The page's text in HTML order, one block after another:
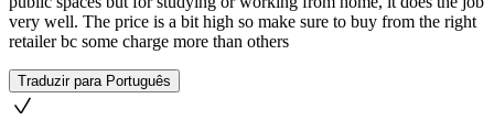
very well. The price is a bit high so make sure to buy from the right
retailer bc some charge more than others
Traduzir para Português